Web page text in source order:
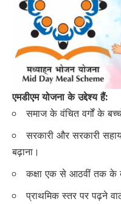
एमडीएम योजना के उद्देश्य हैं:
समाज के वंचित वर्गों के
सरकारी और सरकारी
बढ़ाना।
कक्षा एक से आठवीं तक के
प्राथमिक स्तर पर पढ़ने